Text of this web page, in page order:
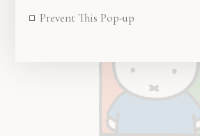
Prevent This Pop-up